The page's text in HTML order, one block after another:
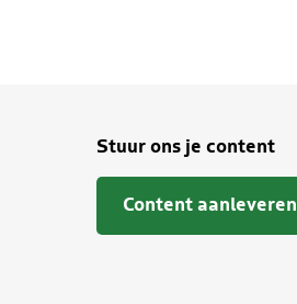
Stuur ons je content
Content aanleveren